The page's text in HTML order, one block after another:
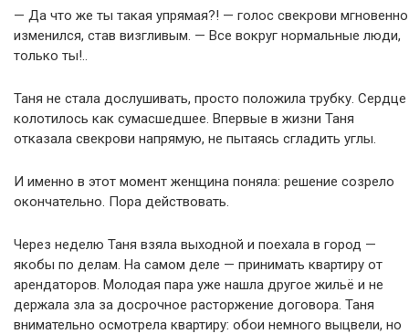
— Да что же ты такая упрямая?! — голос свекрови мгновенно
изменился, став визгливым. — Все вокруг нормальные люди,
только ты!..
Таня не стала дослушивать, просто положила трубку. Сердце
колотилось как сумасшедшее. Впервые в жизни Таня
отказала свекрови напрямую, не пытаясь сгладить углы.
И именно в этот момент женщина поняла: решение созрело
окончательно. Пора действовать.
Через неделю Таня взяла выходной и поехала в город —
якобы по делам. На самом деле — принимать квартиру от
арендаторов. Молодая пара уже нашла другое жильё и не
держала зла за досрочное расторжение договора. Таня
внимательно осмотрела квартиру: обои немного выцвели, но